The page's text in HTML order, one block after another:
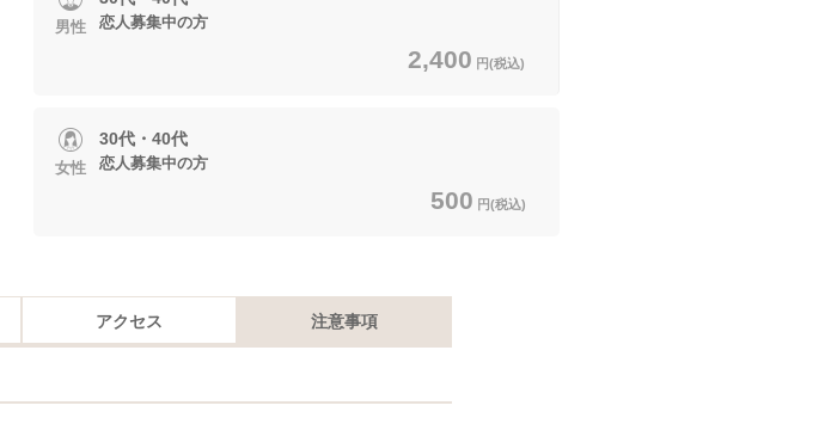
男性 恋人募集中の方
2,400 円(税込)
女性
30代・40代
恋人募集中の方
500 円(税込)
アクセス 注意事項